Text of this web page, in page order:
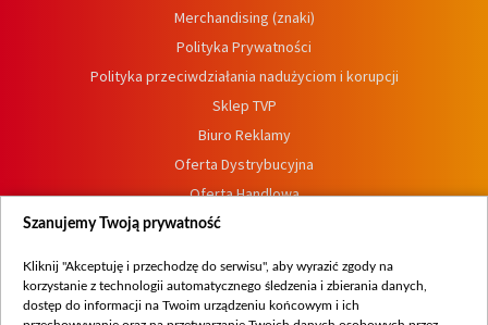
Merchandising (znaki)
Polityka Prywatności
Polityka przeciwdziałania nadużyciom i korupcji
Sklep TVP
Biuro Reklamy
Oferta Dystrybucyjna
Oferta Handlowa
Dostępność
Procedura zgłoszeń wewnętrznych
Szanujemy Twoją prywatność
Kliknij "Akceptuję i przechodzę do serwisu", aby wyrazić zgody na
korzystanie z technologii automatycznego śledzenia i zbierania danych,
dostęp do informacji na Twoim urządzeniu końcowym i ich